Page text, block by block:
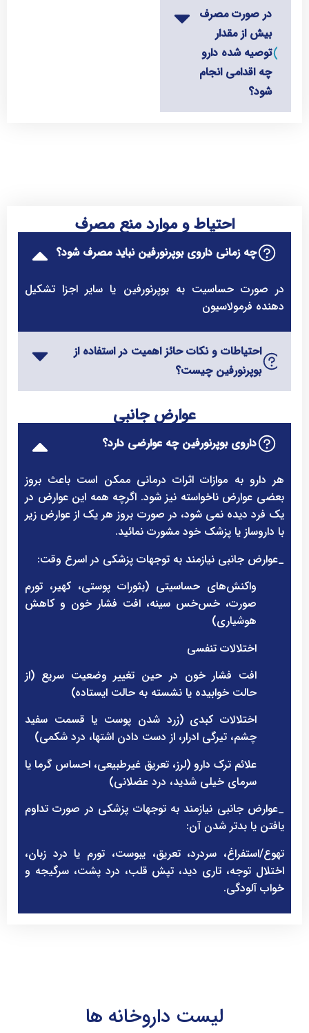
در صورت مصرف
بیش از مقدار
توصیه شده دارو
چه اقدامی انجام
شود؟
احتیاط و موارد منع مصرف
چه زمانی داروی بوپرنورفین نباید مصرف شود؟
در صورت حساسیت به بوپرنورفین یا سایر اجزا تشکیل
دهنده فرمولاسیون
احتیاطات و نکات حائز اهمیت در استفاده از
بوپرنورفین چیست؟
عوارض جانبی
داروی بوپرنورفین چه عوارضی دارد؟
هر دارو به موازات اثرات درمانی ممکن است باعث بروز
بعضی عوارض ناخواسته نیز شود. اگرچه همه این عوارض در
یک فرد دیده نمی شود، در صورت بروز هر یک از عوارض زیر
با داروساز یا پزشک خود مشورت نمائید.
_عوارض جانبی نیازمند به توجهات پزشکی در اسرع وقت:
واکنش‌های حساسیتی (بثورات پوستی، کهیر، تورم
صورت، خس‌خس سینه، افت فشار خون و کاهش
هوشیاری)
اختلالات تنفسی
افت فشار خون در حین تغییر وضعیت سریع (از
حالت خوابیده یا نشسته به حالت ایستاده)
اختلالات کبدی (زرد شدن پوست یا قسمت سفید
چشم، تیرگی ادرار، از دست دادن اشتها، درد شکمی)
علائم ترک دارو (لرز، تعریق غیرطبیعی، احساس گرما یا
سرمای خیلی شدید، درد عضلانی)
_عوارض جانبی نیازمند به توجهات پزشکی در صورت تداوم
یافتن یا بدتر شدن آن:
تهوع/استفراغ، سردرد، تعریق، یبوست، تورم یا درد زبان،
اختلال توجه، تاری دید، تپش قلب، درد پشت، سرگیجه و
خواب آلودگی.
لیست داروخانه ها